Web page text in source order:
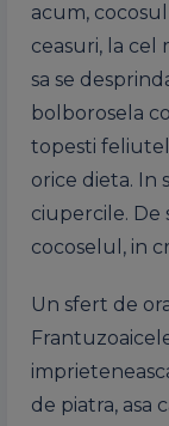
acum,
ceasuri, la cel
sa se
bolborosela
topesti
orice dieta. In
ciupercile. De
cocoselul, in
Un sfert de
de piatra, asa